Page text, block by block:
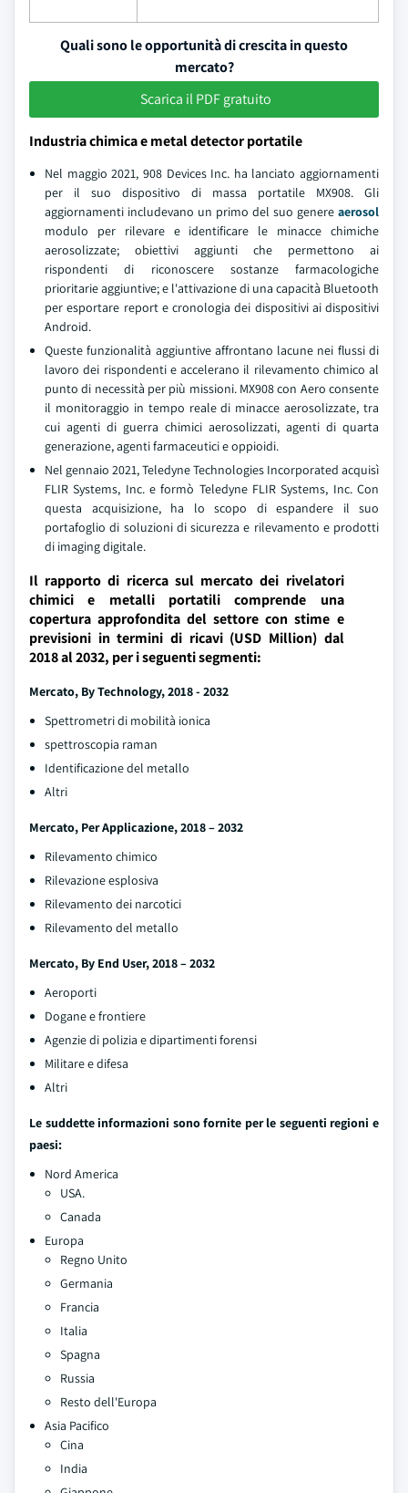
Quali sono le opportunità di crescita in questo
mercato?
Scarica il PDF gratuito
Industria chimica e metal detector portatile
Nel maggio 2021, 908 Devices Inc. ha lanciato aggiornamenti
per il suo dispositivo di massa portatile MX908. Gli
aggiornamenti includevano un primo del suo genere aerosol
modulo per rilevare e identificare le minacce chimiche
aerosolizzate; obiettivi aggiunti che permettono ai
rispondenti di riconoscere sostanze farmacologiche
prioritarie aggiuntive; e l'attivazione di una capacità Bluetooth
per esportare report e cronologia dei dispositivi ai dispositivi
Android.
Queste funzionalità aggiuntive affrontano lacune nei flussi di
lavoro dei rispondenti e accelerano il rilevamento chimico al
punto di necessità per più missioni. MX908 con Aero consente
il monitoraggio in tempo reale di minacce aerosolizzate, tra
cui agenti di guerra chimici aerosolizzati, agenti di quarta
generazione, agenti farmaceutici e oppioidi.
Nel gennaio 2021, Teledyne Technologies Incorporated acquisì
FLIR Systems, Inc. e formò Teledyne FLIR Systems, Inc. Con
questa acquisizione, ha lo scopo di espandere il suo
portafoglio di soluzioni di sicurezza e rilevamento e prodotti
di imaging digitale.
Il rapporto di ricerca sul mercato dei rivelatori
chimici e metalli portatili comprende una
copertura approfondita del settore con stime e
previsioni in termini di ricavi (USD Million) dal
2018 al 2032, per i seguenti segmenti:
Mercato, By Technology, 2018 - 2032
Spettrometri di mobilità ionica
spettroscopia raman
Identificazione del metallo
Altri
Mercato, Per Applicazione, 2018 – 2032
Rilevamento chimico
Rilevazione esplosiva
Rilevamento dei narcotici
Rilevamento del metallo
Mercato, By End User, 2018 – 2032
Aeroporti
Dogane e frontiere
Agenzie di polizia e dipartimenti forensi
Militare e difesa
Altri
Le suddette informazioni sono fornite per le seguenti regioni e
paesi:
Nord America
USA.
Canada
Europa
Regno Unito
Germania
Francia
Italia
Spagna
Russia
Resto dell'Europa
Asia Pacifico
Cina
India